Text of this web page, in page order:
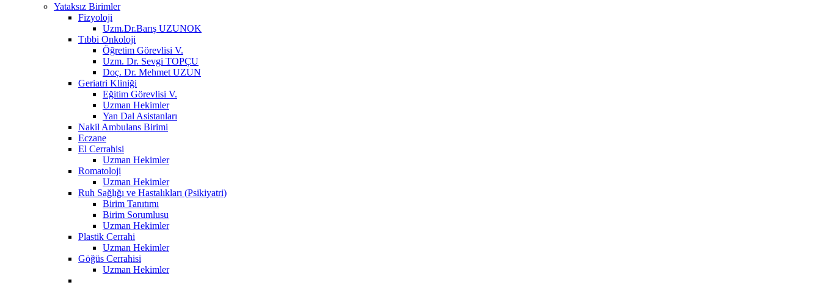
Yataksız Birimler
Fizyoloji
Uzm.Dr.Barış UZUNOK
Tıbbi Onkoloji
Öğretim Görevlisi V.
Uzm. Dr. Sevgi TOPÇU
Doç. Dr. Mehmet UZUN
Geriatri Kliniği
Eğitim Görevlisi V.
Uzman Hekimler
Yan Dal Asistanları
Nakil Ambulans Birimi
Eczane
El Cerrahisi
Uzman Hekimler
Romatoloji
Uzman Hekimler
Ruh Sağlığı ve Hastalıkları (Psikiyatri)
Birim Tanıtımı
Birim Sorumlusu
Uzman Hekimler
Plastik Cerrahi
Uzman Hekimler
Göğüs Cerrahisi
Uzman Hekimler